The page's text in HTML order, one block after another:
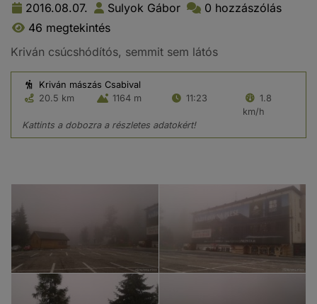
2016.08.07. Sulyok Gábor
0 hozzászólás
46 megtekintés
Kriván csúcshódítós, semmit sem látós
Kriván mászás Csabival
20.5 km
1164 m 11:23
1.8
km/h
Kattints a dobozra a részletes adatokért!